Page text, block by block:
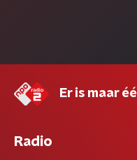
Er is maar
Radio